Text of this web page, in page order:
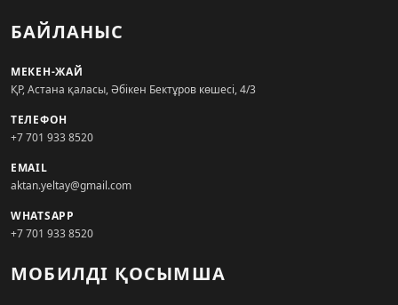
БАЙЛАНЫС
МЕКЕН-ЖАЙ
ҚР, Астана қаласы, Әбікен Бектұров көшесі, 4/3
ТЕЛЕФОН
+7 701 933 8520
EMAIL
aktan.yeltay@gmail.com
WHATSAPP
+7 701 933 8520
МОБИЛДІ ҚОСЫМША